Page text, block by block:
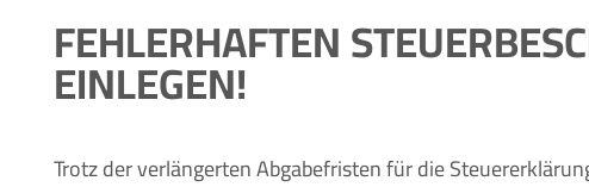
FEHLERHAFTEN
EINLEGEN!
Trotz der verlängerten Abgabefristen für die